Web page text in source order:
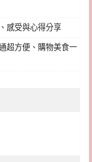
感受與心得分享
超方便、購物美食一